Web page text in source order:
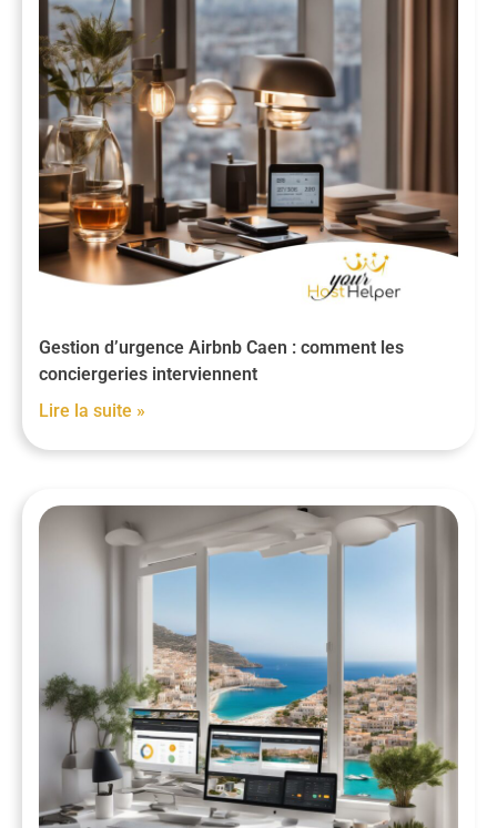
Gestion d’urgence Airbnb Caen : comment les
conciergeries interviennent
Lire la suite »